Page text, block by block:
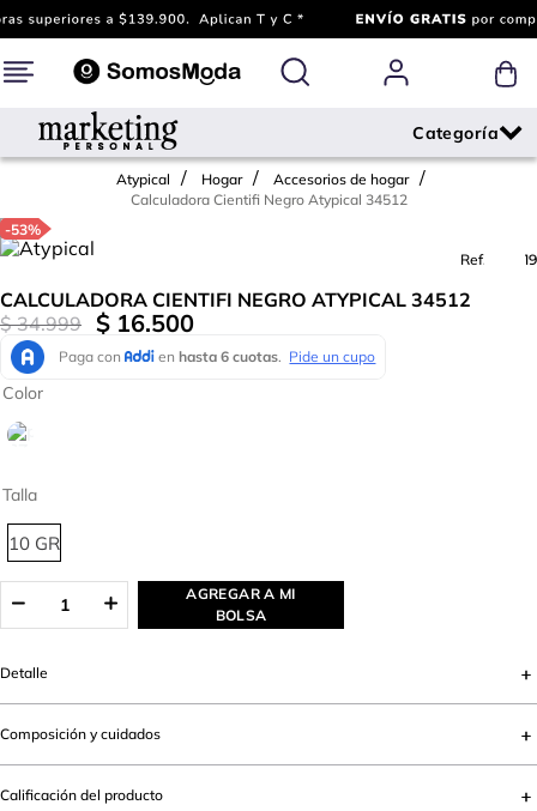
Atypical Hogar
Accesorios de hogar
Calculadora Cientifi Negro Atypical 34512
-53%
Ref.
676819
CALCULADORA CIENTIFI NEGRO ATYPICAL 34512
$ 34.999 $ 16.500
Talla
10 GR
Color
AGREGAR A MI
BOLSA
Detalle
Composición y cuidados
Calificación del producto